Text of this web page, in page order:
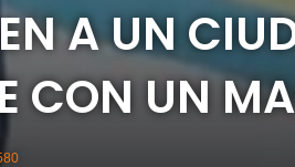
A UN
CON UN